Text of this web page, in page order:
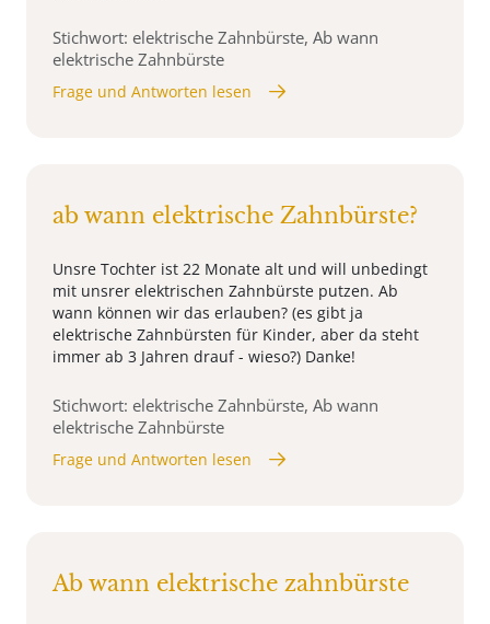
Stichwort: elektrische Zahnbürste, Ab wann
elektrische Zahnbürste
Frage und Antworten lesen
ab wann elektrische Zahnbürste?
Unsre Tochter ist 22 Monate alt und will unbedingt
mit unsrer elektrischen Zahnbürste putzen. Ab
wann können wir das erlauben? (es gibt ja
elektrische Zahnbürsten für Kinder, aber da steht
immer ab 3 Jahren drauf - wieso?) Danke!
Stichwort: elektrische Zahnbürste, Ab wann
elektrische Zahnbürste
Frage und Antworten lesen
Ab wann elektrische zahnbürste